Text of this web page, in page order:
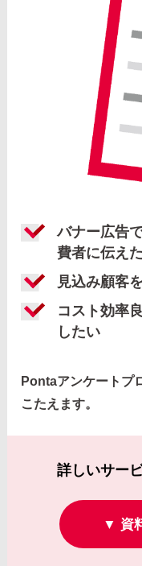
バナー広告
費者に伝え
見込み顧客
コスト効率
したい
Pontaアンケートプ
こたえます。
詳しいサー
▼ 資